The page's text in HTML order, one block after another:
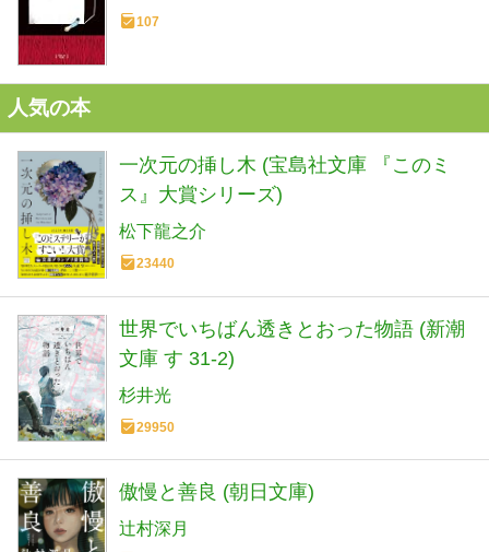
107
人気の本
一次元の挿し木 (宝島社文庫 『このミ
ス』大賞シリーズ)
松下龍之介
23440
世界でいちばん透きとおった物語 (新潮
文庫 す 31-2)
杉井光
29950
傲慢と善良 (朝日文庫)
辻村深月